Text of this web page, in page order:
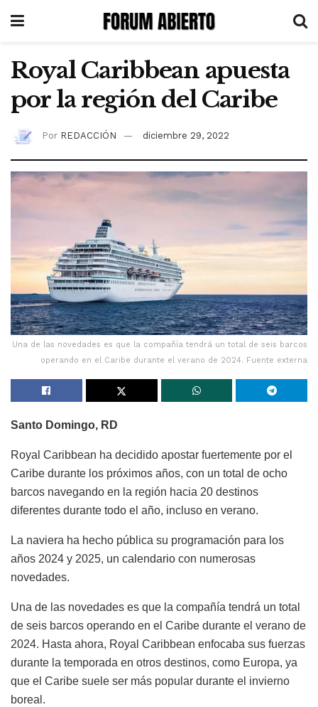
Royal Caribbean apuesta
por la región del Caribe
Por REDACCIÓN diciembre 29, 2022
Una de las novedades es que la compañía tendrá un total de seis barcos
operando en el Caribe durante el verano de 2024. Fuente externa
Santo Domingo, RD
Royal Caribbean ha decidido apostar fuertemente por el
Caribe durante los próximos años, con un total de ocho
barcos navegando en la región hacia 20 destinos
diferentes durante todo el año, incluso en verano.
La naviera ha hecho pública su programación para los
años 2024 y 2025, un calendario con numerosas
novedades.
Una de las novedades es que la compañía tendrá un total
de seis barcos operando en el Caribe durante el verano de
2024. Hasta ahora, Royal Caribbean enfocaba sus fuerzas
durante la temporada en otros destinos, como Europa, ya
que el Caribe suele ser más popular durante el invierno
boreal.